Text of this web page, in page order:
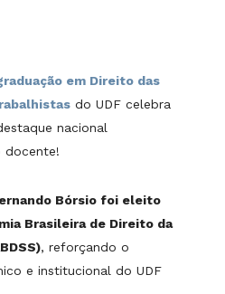
em Direito das
do UDF celebra
nacional
docente!
Bórsio foi eleito
Brasileira de Direito da
, reforçando o
e institucional do UDF